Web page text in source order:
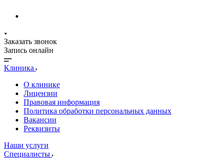
Заказать звонок
Запись онлайн
Клиника
О клинике
Лицензии
Правовая информация
Политика обработки персональных данных
Вакансии
Реквизиты
Наши услуги
Специалисты